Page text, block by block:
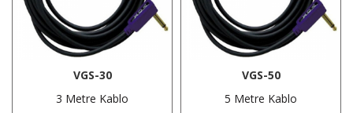
VGS-30
3 Metre Kablo
VGS-50
5 Metre Kablo